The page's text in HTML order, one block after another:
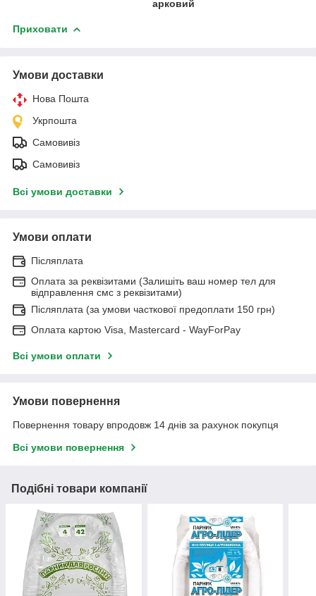
арковий
Приховати
Умови доставки
Нова Пошта
Укрпошта
Самовивіз
Самовивіз
Всі умови доставки
Умови оплати
Післяплата
Оплата за реквізитами (Залишіть ваш номер тел для
відправлення смс з реквізитами)
Післяплата (за умови часткової предоплати 150 грн)
Оплата картою Visa, Mastercard - WayForPay
Всі умови оплати
Умови повернення
Повернення товару впродовж 14 днів за рахунок покупця
Всі умови повернення
Подібні товари компанії